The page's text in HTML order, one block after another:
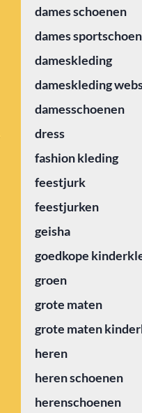
dames schoenen
dames
dameskleding
dameskleding
damesschoenen
dress
fashion kleding
feestjurk
feestjurken
geisha
goedkope
groen
grote maten
grote maten
heren
heren schoenen
herenschoenen